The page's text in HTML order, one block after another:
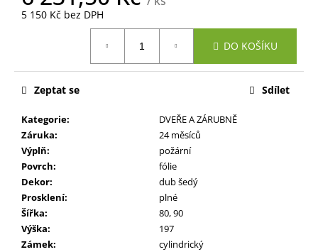
5 150 Kč bez DPH
DO KOŠÍKU
Kategorie:
DVEŘE A ZÁRUBNĚ
Záruka:
24 měsíců
Výplň:
požární
Povrch:
fólie
Dekor:
dub šedý
Prosklení:
plné
Šířka:
80, 90
Výška:
197
Zámek:
cylindrický
Zeptat se Sdílet